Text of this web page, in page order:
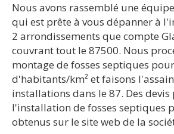
Nous avons rassemblé une
qui est prête à vous dépanner à
2 arrondissements que compte
couvrant tout le 87500. Nous
montage de fosses septiques
d'habitants/km² et faisons
installations dans le 87. Des
l'installation de fosses septiques
obtenus sur le site web de la